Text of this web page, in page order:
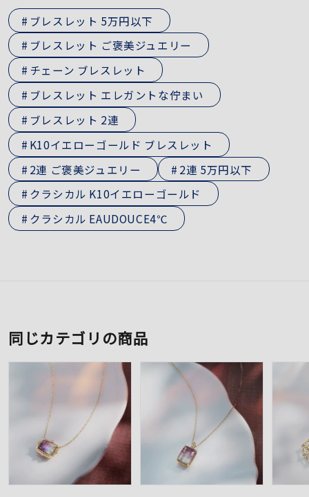
ブレスレット 5万円以下
ブレスレット ご褒美ジュエリー
チェーン ブレスレット
ブレスレット エレガントな佇まい
ブレスレット 2連
K10イエローゴールド ブレスレット
2連 ご褒美ジュエリー
2連 5万円以下
クラシカル K10イエローゴールド
クラシカル EAUDOUCE4℃
同じカテゴリの商品